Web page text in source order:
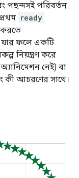
পছন্দসই পরিবর্তন
ready
করতে
যার ফলে একটি
নিয়ন্ত্রণ করে
নেই) বা
কী আচরণের সাথে।